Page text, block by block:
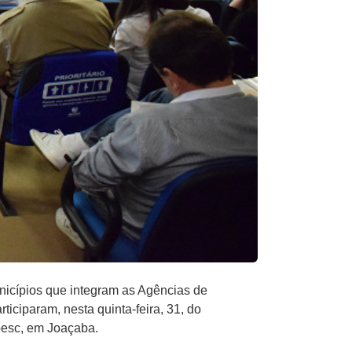
que integram as Agências de
nesta quinta-feira, 31, do
em Joaçaba.